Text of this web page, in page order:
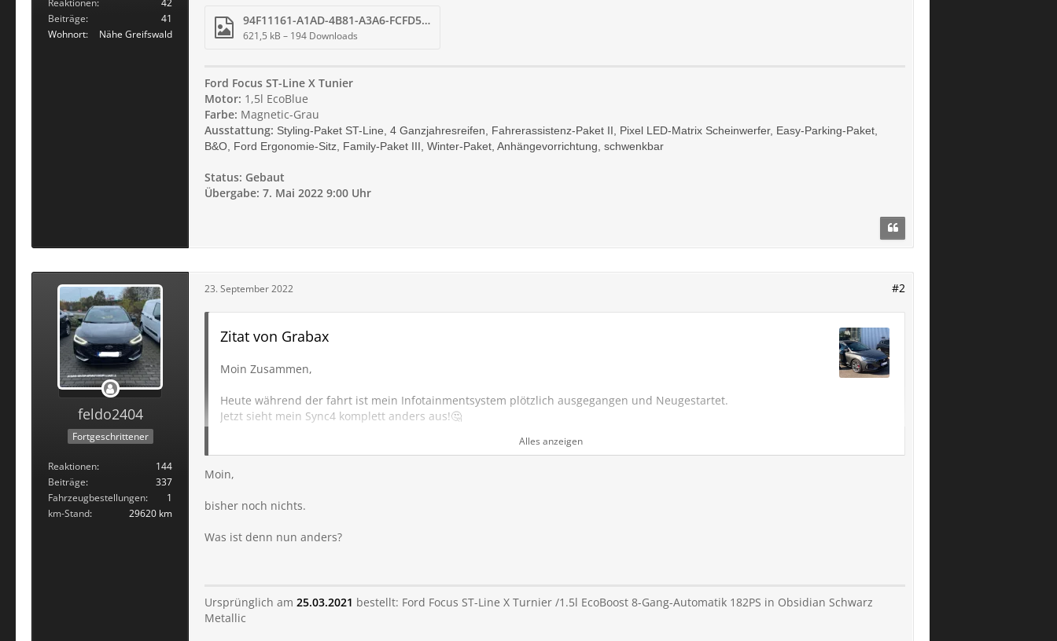
Beiträge
41
Wohnort
Nähe Greifswald
94F11161-A1AD-4B81-A3A6-FCFD519201EC.jpg
621,5 kB – 194 Downloads
Ford Focus ST-Line X Tunier
Motor: 1,5l EcoBlue
Farbe: Magnetic-Grau
Ausstattung: Styling-Paket ST-Line, 4 Ganzjahresreifen, Fahrerassistenz-Paket II, Pixel LED-Matrix Scheinwerfer, Easy-Parking-Paket,
B&O, Ford Ergonomie-Sitz, Family-Paket III, Winter-Paket, Anhängevorrichtung, schwenkbar
Status: Gebaut
Übergabe: 7. Mai 2022 9:00 Uhr
feldo2404
Fortgeschrittener
Reaktionen
144
Beiträge
337
Fahrzeugbestellungen
1
km-Stand
29620 km
23. September 2022 #2
Zitat von Grabax
Moin Zusammen,
Heute während der fahrt ist mein Infotainmentsystem plötzlich ausgegangen und Neugestartet.
Jetzt sieht mein Sync4 komplett anders aus!🤔
Alles anzeigen
Moin,
bisher noch nichts.
Was ist denn nun anders?
Ursprünglich am 25.03.2021 bestellt: Ford Focus ST-Line X Turnier /1.5l EcoBoost 8-Gang-Automatik 182PS in Obsidian Schwarz
Metallic